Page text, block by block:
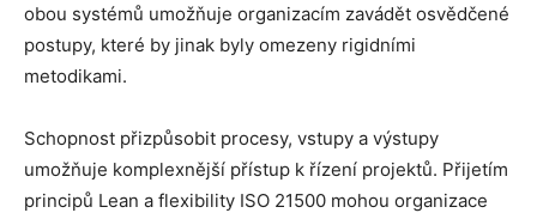
obou systémů umožňuje organizacím zavádět osvědčené
postupy, které by jinak byly omezeny rigidními
metodikami.
Schopnost přizpůsobit procesy, vstupy a výstupy
umožňuje komplexnější přístup k řízení projektů. Přijetím
principů Lean a flexibility ISO 21500 mohou organizace